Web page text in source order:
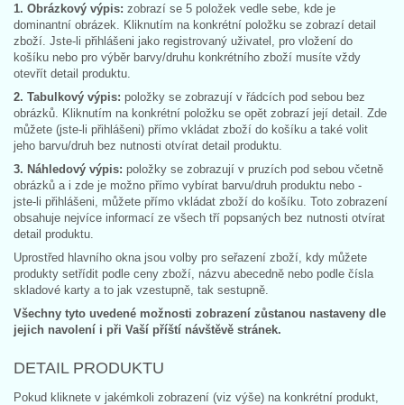
1. Obrázkový výpis: zobrazí se 5 položek vedle sebe, kde je
dominantní obrázek. Kliknutím na konkrétní položku se zobrazí detail
zboží. Jste-li přihlášeni jako registrovaný uživatel, pro vložení do
košíku nebo pro výběr barvy/druhu konkrétního zboží musíte vždy
otevřít detail produktu.
2. Tabulkový výpis: položky se zobrazují v řádcích pod sebou bez
obrázků. Kliknutím na konkrétní položku se opět zobrazí její detail. Zde
můžete (jste-li přihlášeni) přímo vkládat zboží do košíku a také volit
jeho barvu/druh bez nutnosti otvírat detail produktu.
3. Náhledový výpis: položky se zobrazují v pruzích pod sebou včetně
obrázků a i zde je možno přímo vybírat barvu/druh produktu nebo -
jste-li přihlášeni, můžete přímo vkládat zboží do košíku. Toto zobrazení
obsahuje nejvíce informací ze všech tří popsaných bez nutnosti otvírat
detail produktu.
Uprostřed hlavního okna jsou volby pro seřazení zboží, kdy můžete
produkty setřídit podle ceny zboží, názvu abecedně nebo podle čísla
skladové karty a to jak vzestupně, tak sestupně.
Všechny tyto uvedené možnosti zobrazení zůstanou nastaveny dle
jejich navolení i při Vaší příští návštěvě stránek.
DETAIL PRODUKTU
Pokud kliknete v jakémkoli zobrazení (viz výše) na konkrétní produkt,